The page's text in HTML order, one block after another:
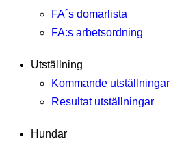
FA´s domarlista
FA:s arbetsordning
Utställning
Kommande utställningar
Resultat utställningar
Hundar